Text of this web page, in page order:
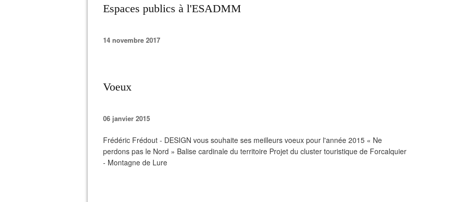
Espaces publics à l'ESADMM
14 novembre 2017
Voeux
06 janvier 2015
Frédéric Frédout - DESIGN vous souhaite ses meilleurs voeux pour l'année 2015 « Ne
perdons pas le Nord » Balise cardinale du territoire Projet du cluster touristique de Forcalquier
- Montagne de Lure